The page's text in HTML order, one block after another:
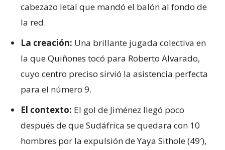
cabezazo letal que mandó el balón al fondo de
la red.
La creación: Una brillante jugada colectiva en
la que Quiñones tocó para Roberto Alvarado,
cuyo centro preciso sirvió la asistencia perfecta
para el número 9.
El contexto: El gol de Jiménez llegó poco
después de que Sudáfrica se quedara con 10
hombres por la expulsión de Yaya Sithole (49′),